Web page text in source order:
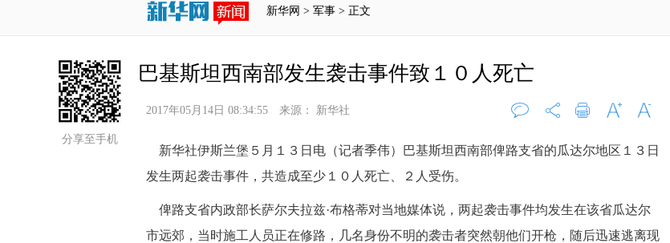
新华网 > 军事 > 正文
分享至手机
巴基斯坦西南部发生袭击事件致１０人死亡
2017年05月14日 08:34:55 来源： 新华社
评论 打印 字大 字小
新华社伊斯兰堡５月１３日电（记者季伟）巴基斯坦西南部俾路支省的瓜达尔地区１３日
发生两起袭击事件，共造成至少１０人死亡、２人受伤。
俾路支省内政部长萨尔夫拉兹·布格蒂对当地媒体说，两起袭击事件均发生在该省瓜达尔
市远郊，当时施工人员正在修路，几名身份不明的袭击者突然朝他们开枪，随后迅速逃离现